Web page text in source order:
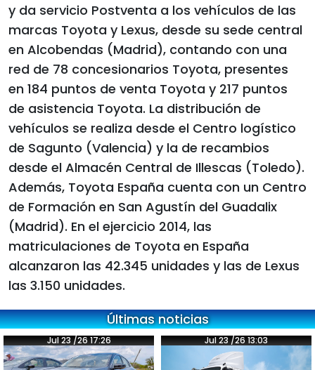
y da servicio Postventa a los vehículos de las
marcas Toyota y Lexus, desde su sede central
en Alcobendas (Madrid), contando con una
red de 78 concesionarios Toyota, presentes
en 184 puntos de venta Toyota y 217 puntos
de asistencia Toyota. La distribución de
vehículos se realiza desde el Centro logístico
de Sagunto (Valencia) y la de recambios
desde el Almacén Central de Illescas (Toledo).
Además, Toyota España cuenta con un Centro
de Formación en San Agustín del Guadalix
(Madrid). En el ejercicio 2014, las
matriculaciones de Toyota en España
alcanzaron las 42.345 unidades y las de Lexus
las 3.150 unidades.
Últimas noticias
Jul 23 /26 17:26 Jul 23 /26 13:03